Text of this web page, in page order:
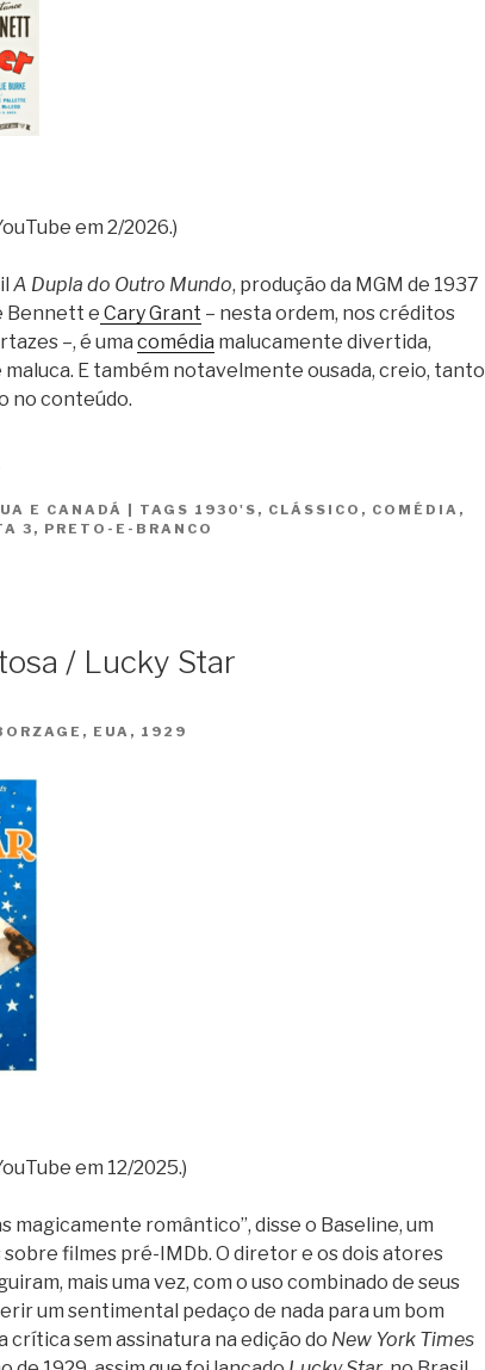
of 5.0 stars
em 2/2026.)
A Dupla do Outro Mundo, produção da MGM de 1937
Bennett e Cary Grant – nesta ordem, nos créditos
–, é uma comédia malucamente divertida,
E também notavelmente ousada, creio, tanto
no conteúdo.
do
Outro
E CANADÁ TAGS 1930'S , CLÁSSICO , COMÉDIA ,
3 , PRETO-E-BRANCO
/ Lucky Star
EUA, 1929
of 5.0 stars
em 12/2025.)
magicamente romântico”, disse o Baseline, um
sobre filmes pré-IMDb. O diretor e os dois atores
mais uma vez, com o uso combinado de seus
um sentimental pedaço de nada para um bom
crítica sem assinatura na edição do New York Times